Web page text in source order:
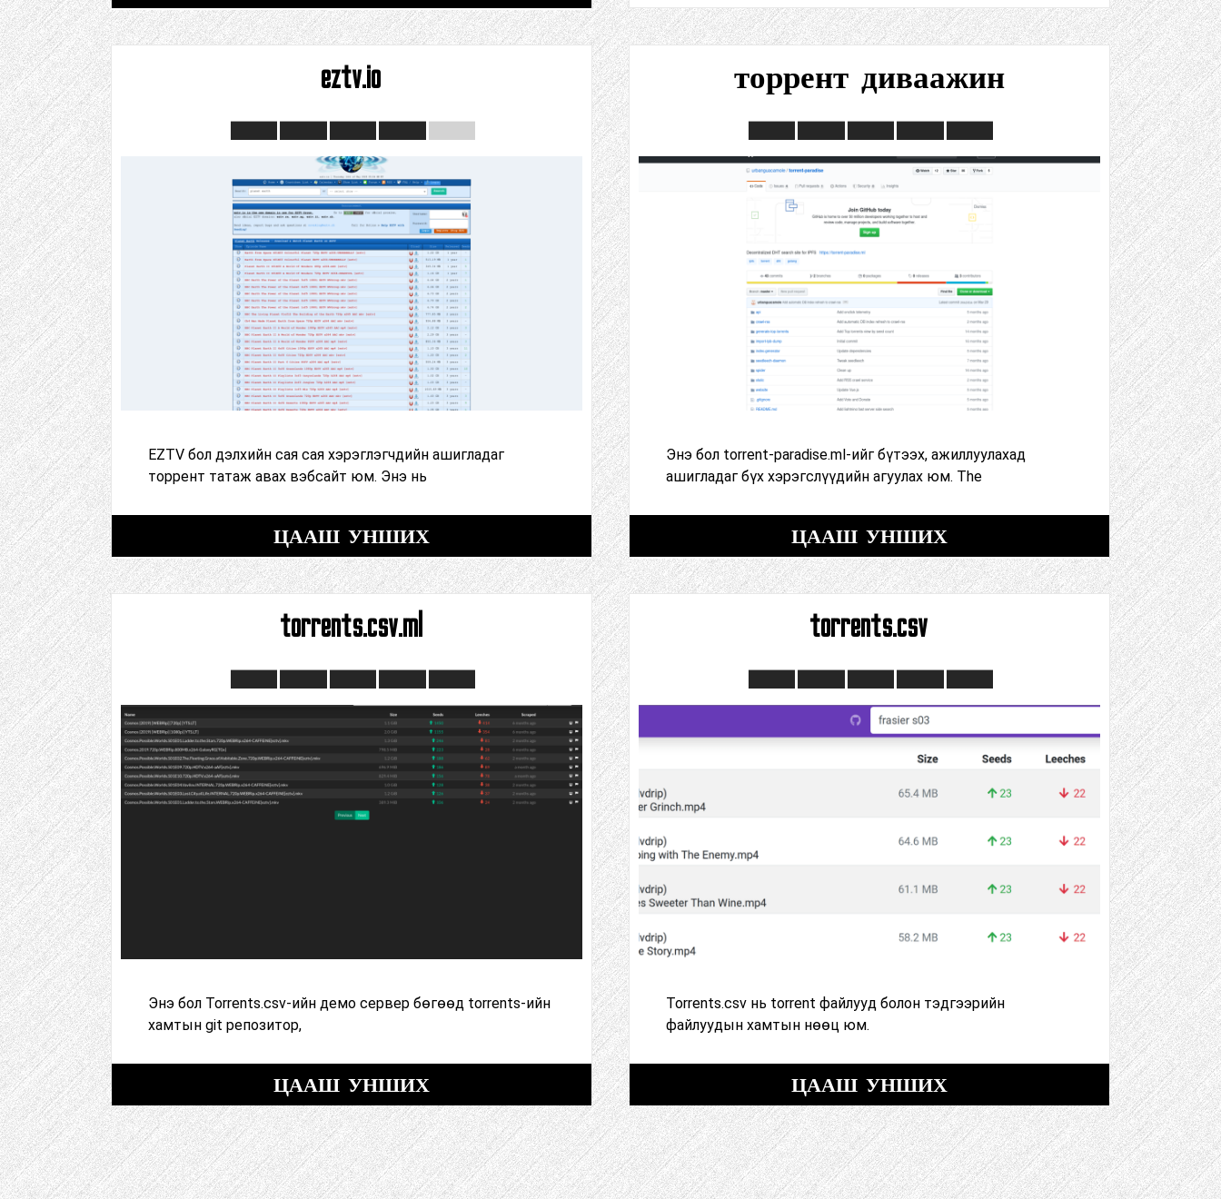
eztv.io
EZTV бол дэлхийн сая сая хэрэглэгчдийн ашигладаг
торрент татаж авах вэбсайт юм. Энэ нь
ЦААШ УНШИХ
торрент диваажин
Энэ бол torrent-paradise.ml-ийг бүтээх, ажиллуулахад
ашигладаг бүх хэрэгслүүдийн агуулах юм. The
ЦААШ УНШИХ
torrents.csv.ml
Энэ бол Torrents.csv-ийн демо сервер бөгөөд torrents-ийн
хамтын git репозитор,
ЦААШ УНШИХ
torrents.csv
Torrents.csv нь torrent файлууд болон тэдгээрийн
файлуудын хамтын нөөц юм.
ЦААШ УНШИХ